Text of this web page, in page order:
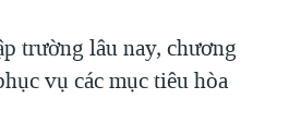
trường lâu nay, chương
vụ các mục tiêu hòa